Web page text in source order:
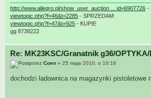
http://www.allegro.pl/show_user_auction ... id=6907726 -
viewtopic.php?f=46&t=2285 - SPRZEDAM
viewtopic.php?f=47&t=925 - KUPIE
gg 8738222
Re: MK23KSC/Granatnik g36/
przez Coen » 25 maja 2010, o 10:16
dochodzi ladownica na magazynki pistoletowe